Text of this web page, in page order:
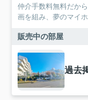
仲介手数料無料だか
画を組み、夢のマイ
販売中の部屋
過去